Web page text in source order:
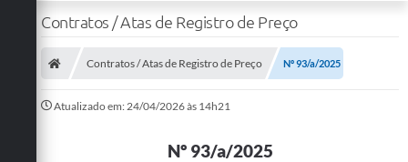
Contratos / Atas de Registro de Preço
Contratos / Atas de Registro de Preço Nº 93/a/2025
Atualizado em: 24/04/2026 às 14h21
Nº 93/a/2025